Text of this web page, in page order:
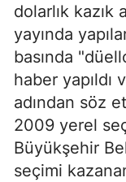
dolarlık kazık
yayında
basında
haber yapıldı
adından söz
2009 yerel
Büyükşehir
seçimi